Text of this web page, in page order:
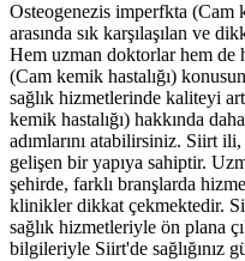
Osteogenezis imperfkta (Cam
arasında sık karşılaşılan ve
Hem uzman doktorlar hem de
(Cam kemik hastalığı)
sağlık hizmetlerinde kaliteyi
kemik hastalığı) hakkında
adımlarını atabilirsiniz. Siirt
gelişen bir yapıya sahiptir.
şehirde, farklı branşlarda
klinikler dikkat çekmektedir.
sağlık hizmetleriyle ön plana
bilgileriyle Siirt'de sağlığınız